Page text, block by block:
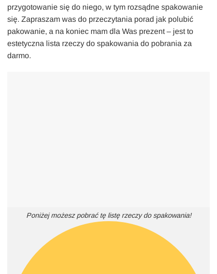
przygotowanie się do niego, w tym rozsądne spakowanie
się. Zapraszam was do przeczytania porad jak polubić
pakowanie, a na koniec mam dla Was prezent – jest to
estetyczna lista rzeczy do spakowania do pobrania za
darmo.
Poniżej możesz pobrać tę listę rzeczy do spakowania!